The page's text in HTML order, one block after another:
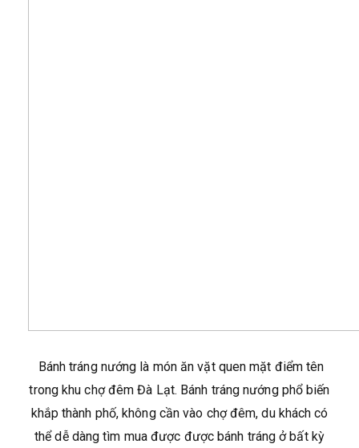
Bánh tráng nướng là món ăn vặt quen mặt điểm tên
trong khu chợ đêm Đà Lạt. Bánh tráng nướng phổ biến
khắp thành phố, không cần vào chợ đêm, du khách có
thể dễ dàng tìm mua được được bánh tráng ở bất kỳ